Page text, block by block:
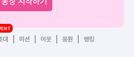
대 미션 이웃 응원 랭킹